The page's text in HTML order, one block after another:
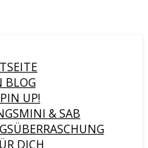
BLOG
UP!
& SAB
DICH